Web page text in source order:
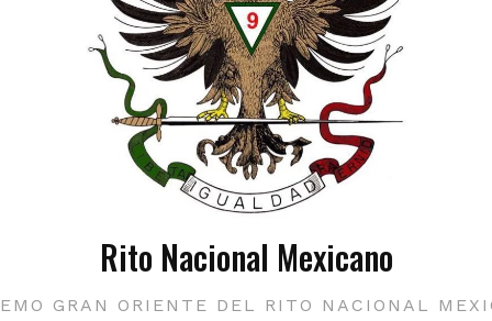
Rito Nacional Mexicano
GRAN ORIENTE DEL RITO NACIONAL